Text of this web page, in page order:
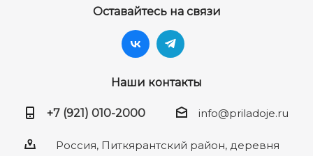
Оставайтесь на связи
Наши контакты
+7 (921) 010-2000 info@priladoje.ru
Россия, Питкярантский район, деревня